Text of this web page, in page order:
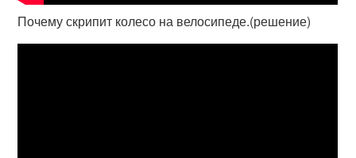
Почему скрипит колесо на велосипеде.(решение)